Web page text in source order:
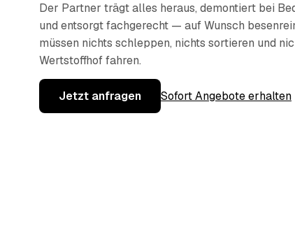
Der Partner trägt alles heraus, demontiert bei
und entsorgt fachgerecht — auf Wunsch
müssen nichts schleppen, nichts sortieren und
Wertstoffhof fahren.
Jetzt anfragen Sofort Angebote erhalten